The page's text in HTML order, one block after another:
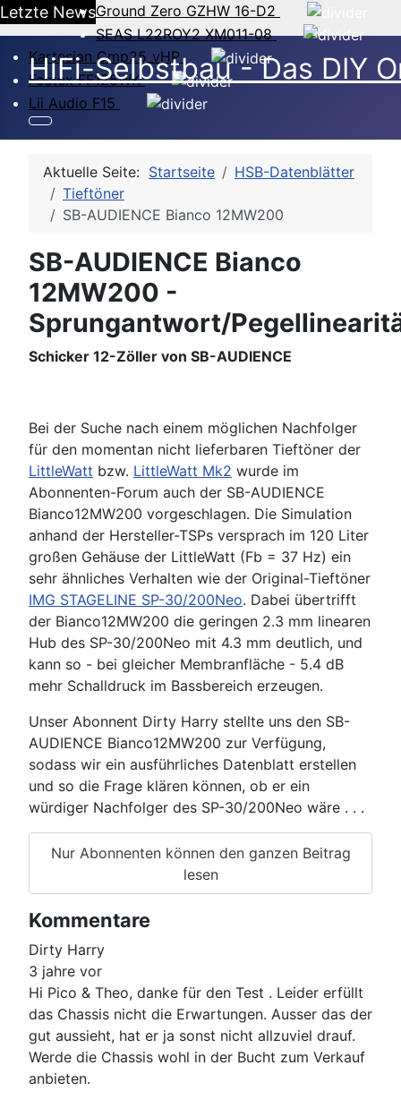
Letzte NewsGround Zero GZHW 16-D2
SEAS L22ROY2 XM011-08
Kartesian Cmp25_vHP
Fostex FF125WK
Lii Audio F15
HiFi-Selbstbau - Das DIY
Aktuelle Seite: Startseite
HSB-Datenblätter
Tieftöner
SB-AUDIENCE Bianco 12MW200
SB-AUDIENCE Bianco
12MW200 -
Sprungantwort/
Schicker 12-Zöller von SB-AUDIENCE
Bei der Suche nach einem möglichen Nachfolger
für den momentan nicht lieferbaren Tieftöner der
LittleWatt bzw. LittleWatt Mk2 wurde im
Abonnenten-Forum auch der SB-AUDIENCE
Bianco12MW200 vorgeschlagen. Die Simulation
anhand der Hersteller-TSPs versprach im 120 Liter
großen Gehäuse der LittleWatt (Fb = 37 Hz) ein
sehr ähnliches Verhalten wie der Original-Tieftöner
IMG STAGELINE SP-30/200Neo. Dabei übertrifft
der Bianco12MW200 die geringen 2.3 mm linearen
Hub des SP-30/200Neo mit 4.3 mm deutlich, und
kann so - bei gleicher Membranfläche - 5.4 dB
mehr Schalldruck im Bassbereich erzeugen.
Unser Abonnent Dirty Harry stellte uns den SB-
AUDIENCE Bianco12MW200 zur Verfügung,
sodass wir ein ausführliches Datenblatt erstellen
und so die Frage klären können, ob er ein
würdiger Nachfolger des SP-30/200Neo wäre . . .
Nur Abonnenten können den ganzen Beitrag
lesen
Kommentare
Dirty Harry
3 jahre vor
Hi Pico & Theo, danke für den Test . Leider erfüllt
das Chassis nicht die Erwartungen. Ausser das der
gut aussieht, hat er ja sonst nicht allzuviel drauf.
Werde die Chassis wohl in der Bucht zum Verkauf
anbieten.